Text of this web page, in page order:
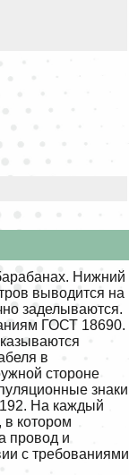
Нижний
выводится на
заделываются.
ГОСТ 18690.
в
стороне
знаки
На каждый
в котором
провод и
с требованиями